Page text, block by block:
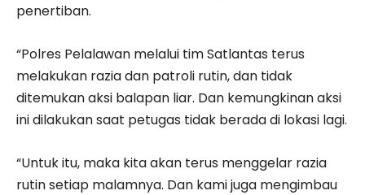
penertiban.
“Polres Pelalawan melalui tim Satlantas terus
melakukan razia dan patroli rutin, dan tidak
ditemukan aksi balapan liar. Dan kemungkinan aksi
ini dilakukan saat petugas tidak berada di lokasi lagi.
“Untuk itu, maka kita akan terus menggelar razia
rutin setiap malamnya. Dan kami juga mengimbau